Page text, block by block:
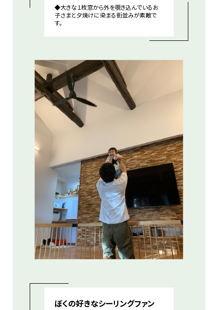
◆大きな１枚窓から外を覗き込んでいるお
子さまと夕焼けに染まる街並みが素敵で
す。
ぼくの好きなシーリングファン